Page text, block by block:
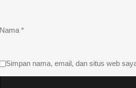
Nama *
Simpan nama, email, dan situs web